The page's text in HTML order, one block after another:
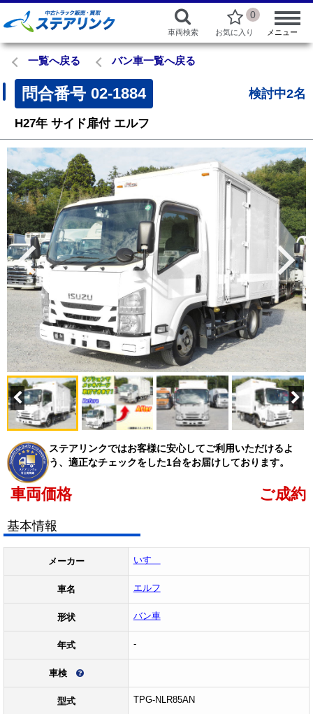
車両検索
0
お気に入り メニュー
一覧へ戻る バン車一覧へ戻る
問合番号 02-1884 検討中2名
H27年 サイド扉付 エルフ
ステアリンクではお客様に安心してご利用いただけるよ
う、適正なチェックをした1台をお届けしております。
車両価格 ご成約
基本情報
メーカー いすゞ
車名 エルフ
形状 バン車
年式 -
車検
型式 TPG-NLR85AN